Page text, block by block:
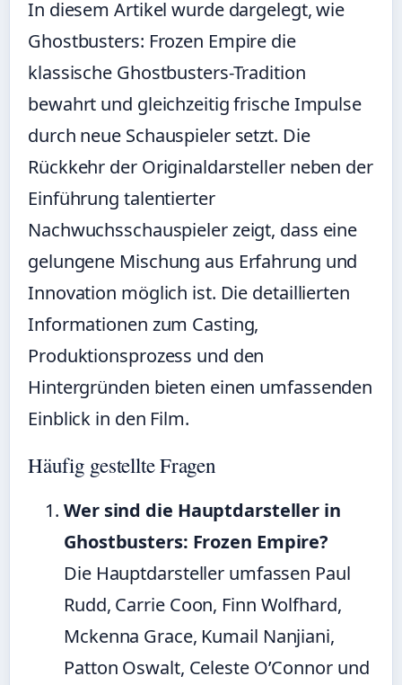
In diesem Artikel wurde dargelegt, wie
Ghostbusters: Frozen Empire die
klassische Ghostbusters-Tradition
bewahrt und gleichzeitig frische Impulse
durch neue Schauspieler setzt. Die
Rückkehr der Originaldarsteller neben der
Einführung talentierter
Nachwuchsschauspieler zeigt, dass eine
gelungene Mischung aus Erfahrung und
Innovation möglich ist. Die detaillierten
Informationen zum Casting,
Produktionsprozess und den
Hintergründen bieten einen umfassenden
Einblick in den Film.
Häufig gestellte Fragen
Wer sind die Hauptdarsteller in
Ghostbusters: Frozen Empire?
Die Hauptdarsteller umfassen Paul
Rudd, Carrie Coon, Finn Wolfhard,
Mckenna Grace, Kumail Nanjiani,
Patton Oswalt, Celeste O’Connor und